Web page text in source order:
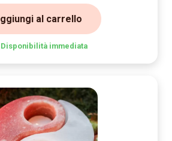
al carrello
Disponibilità immediata